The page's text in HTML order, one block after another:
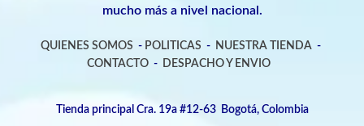
mucho más a nivel nacional.
QUIENES SOMOS - POLITICAS - NUESTRA TIENDA -
CONTACTO- DESPACHO Y ENVIO
Tienda principal Cra. 19a #12-63 Bogotá, Colombia